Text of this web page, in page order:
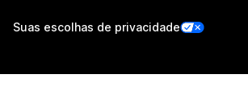
Suas escolhas de privacidade